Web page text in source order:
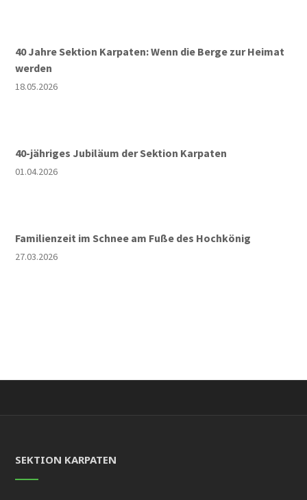
40 Jahre Sektion Karpaten: Wenn die Berge zur Heimat
werden
18.05.2026
40-jähriges Jubiläum der Sektion Karpaten
01.04.2026
Familienzeit im Schnee am Fuße des Hochkönig
27.03.2026
SEKTION KARPATEN